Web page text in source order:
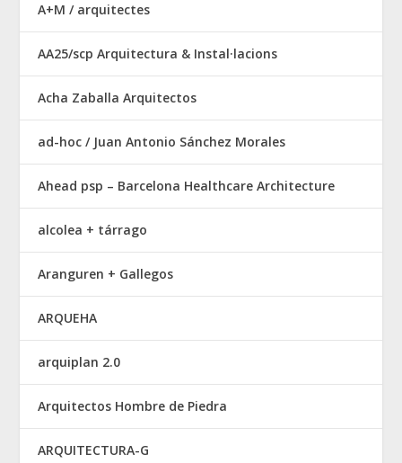
A+M / arquitectes
AA25/scp Arquitectura & Instal·lacions
Acha Zaballa Arquitectos
ad-hoc / Juan Antonio Sánchez Morales
Ahead psp – Barcelona Healthcare Architecture
alcolea + tárrago
Aranguren + Gallegos
ARQUEHA
arquiplan 2.0
Arquitectos Hombre de Piedra
ARQUITECTURA-G